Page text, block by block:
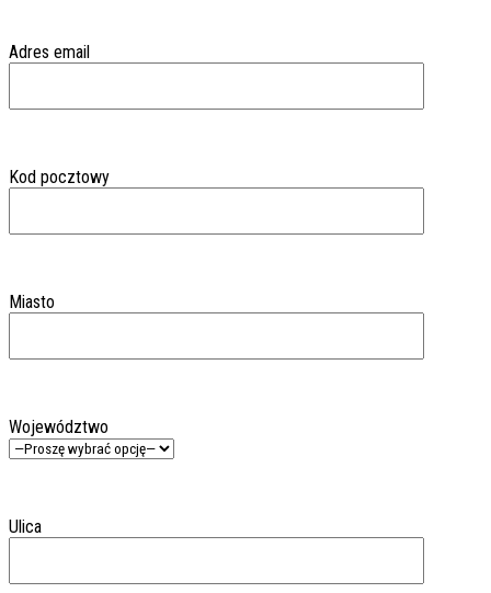
Adres email
Kod pocztowy
Miasto
Województwo
Ulica